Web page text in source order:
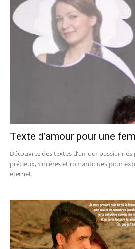
Texte d’amour pour une
Découvrez des textes d'amour
précieux, sincères et romantiques pour
éternel.